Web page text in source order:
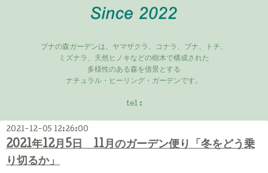
ブナの森ガーデンは、ヤマザクラ、コナラ、ブナ、トチ、
ミズナラ、天然ヒノキなどの樹木で構成された
多様性のある森を借景とする
ナチュラル・ヒーリング・ガーデンです。
tel :
2021-12-05 12:26:00
2021年12月5日 11月のガーデン便り「冬をどう乗
り切るか」